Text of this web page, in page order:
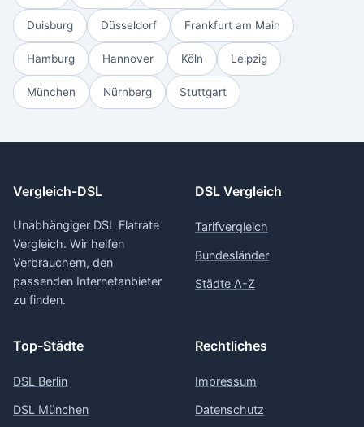
Duisburg Düsseldorf Frankfurt am Main
Hamburg Hannover Köln Leipzig
München Nürnberg Stuttgart
Vergleich-DSL
Unabhängiger DSL Flatrate
Vergleich. Wir helfen
Verbrauchern, den
passenden Internetanbieter
zu finden.
DSL Vergleich
Tarifvergleich
Bundesländer
Städte A-Z
Top-Städte
DSL Berlin
DSL München
Rechtliches
Impressum
Datenschutz